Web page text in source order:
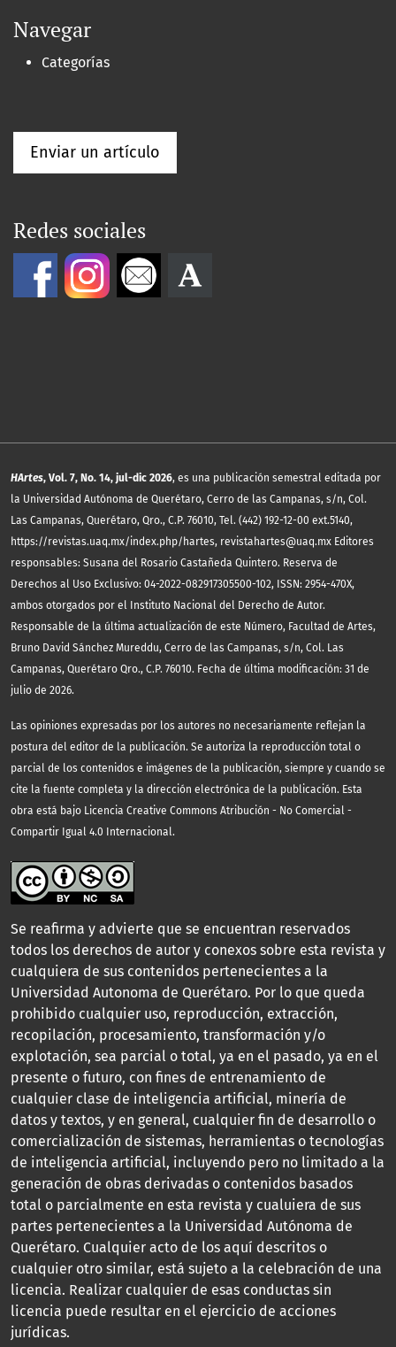
Navegar
Categorías
Enviar un artículo
Redes sociales
HArtes, Vol. 7, No. 14, jul-dic 2026, es una publicación semestral editada por
la Universidad Autónoma de Querétaro, Cerro de las Campanas, s/n, Col.
Las Campanas, Querétaro, Qro., C.P. 76010, Tel. (442) 192-12-00 ext.5140,
https://revistas.uaq.mx/index.php/hartes, revistahartes@uaq.mx Editores
responsables: Susana del Rosario Castañeda Quintero. Reserva de
Derechos al Uso Exclusivo: 04-2022-082917305500-102, ISSN: 2954-470X,
ambos otorgados por el Instituto Nacional del Derecho de Autor.
Responsable de la última actualización de este Número, Facultad de Artes,
Bruno David Sánchez Mureddu, Cerro de las Campanas, s/n, Col. Las
Campanas, Querétaro Qro., C.P. 76010. Fecha de última modificación: 31 de
julio de 2026.
Las opiniones expresadas por los autores no necesariamente reflejan la
postura del editor de la publicación. Se autoriza la reproducción total o
parcial de los contenidos e imágenes de la publicación, siempre y cuando se
cite la fuente completa y la dirección electrónica de la publicación. Esta
obra está bajo Licencia Creative Commons Atribución - No Comercial -
Compartir Igual 4.0 Internacional.
Se reafirma y advierte que se encuentran reservados
todos los derechos de autor y conexos sobre esta revista y
cualquiera de sus contenidos pertenecientes a la
Universidad Autonoma de Querétaro. Por lo que queda
prohibido cualquier uso, reproducción, extracción,
recopilación, procesamiento, transformación y/o
explotación, sea parcial o total, ya en el pasado, ya en el
presente o futuro, con fines de entrenamiento de
cualquier clase de inteligencia artificial, minería de
datos y textos, y en general, cualquier fin de desarrollo o
comercialización de sistemas, herramientas o tecnologías
de inteligencia artificial, incluyendo pero no limitado a la
generación de obras derivadas o contenidos basados
total o parcialmente en esta revista y cualuiera de sus
partes pertenecientes a la Universidad Autónoma de
Querétaro. Cualquier acto de los aquí descritos o
cualquier otro similar, está sujeto a la celebración de una
licencia. Realizar cualquier de esas conductas sin
licencia puede resultar en el ejercicio de acciones
jurídicas.